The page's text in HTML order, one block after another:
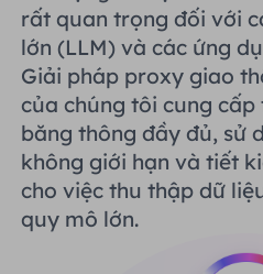
rất quan trọng đối với
lớn (LLM) và các ứng
Giải pháp proxy giao
của chúng tôi cung
băng thông đầy đủ, sử
không giới hạn và tiết
cho việc thu thập dữ
quy mô lớn.